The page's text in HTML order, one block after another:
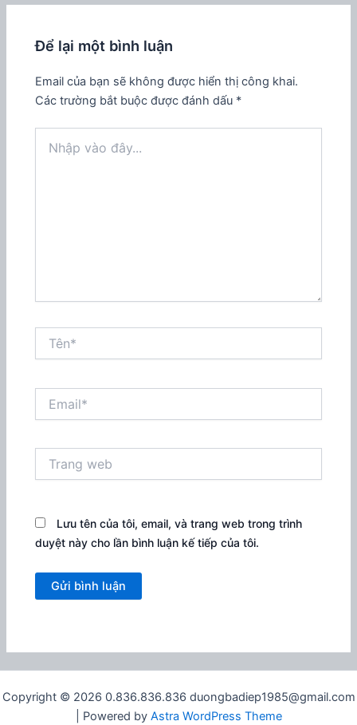
Để lại một bình luận
Email của bạn sẽ không được hiển thị công khai.
Các trường bắt buộc được đánh dấu *
vào
web
Lưu tên của tôi, email, và trang web trong trình
duyệt này cho lần bình luận kế tiếp của tôi.
Copyright © 2026 0.836.836.836 duongbadiep1985@gmail.com
| Powered by Astra WordPress Theme